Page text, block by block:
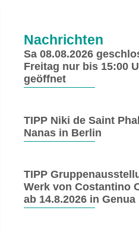
Nachrichten
Sa 08.08.2026
Freitag nur bis 15:00
geöffnet
TIPP Niki de Saint
Nanas in Berlin
TIPP
Werk von Costantino
ab 14.8.2026 in Genua